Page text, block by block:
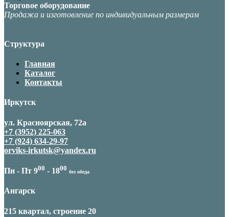
Торговое оборудование
Продажа и изготовление по индивидуальным размерам
Структура
Главная
Каталог
Контакты
Иркутск
ул. Красноярская, 72а
+7 (3952) 225-063
+7 (924) 634-29-97
orviks-irkutsk@yandex.ru
Пн - Пт 900 - 1800 без обеда
Ангарск
215 квартал, строение 20